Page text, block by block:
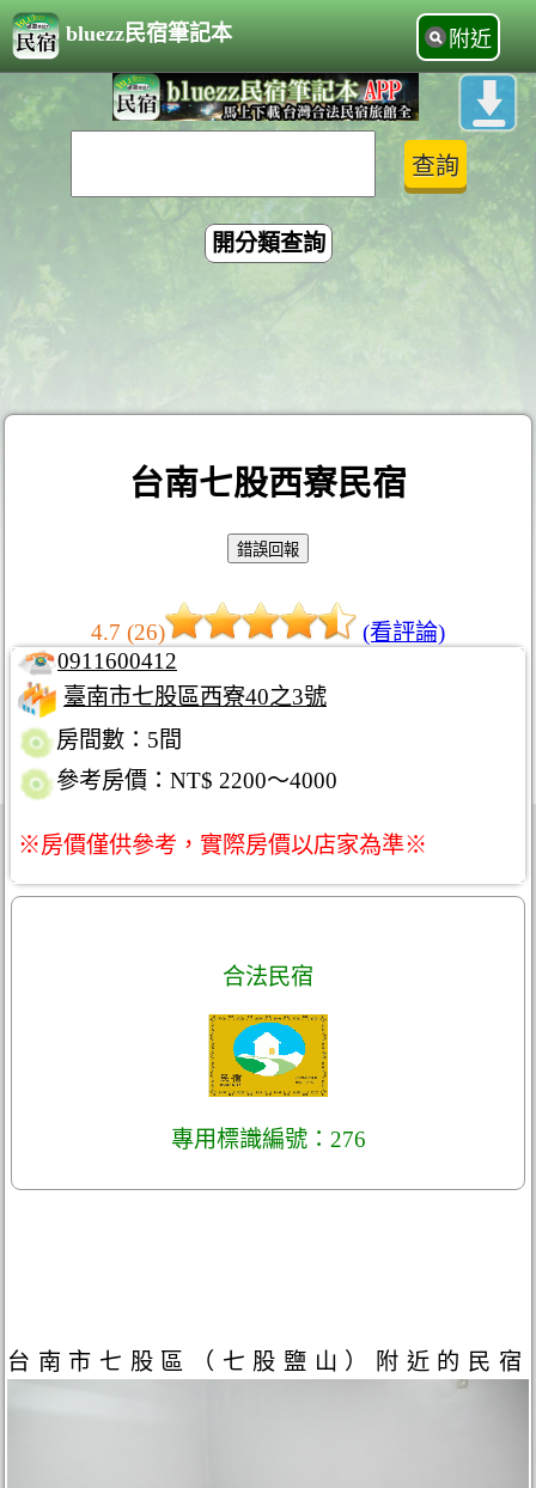
bluezz民宿筆記本 附近
開分類查詢
台南七股西寮民宿
4.7 (26)
(看評論)
0911600412
臺南市七股區西寮40之3號
房間數：5間
參考房價：NT$ 2200～4000
※房價僅供參考，實際房價以店家為準※
合法民宿
專用標識編號：276
台南市七股區（七股鹽山）附近的民宿